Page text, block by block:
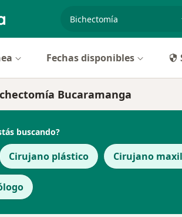
especialidad, enfermedad
Fechas disponibles
Bucaramanga
buscando?
Cirujano plástico Cirujano